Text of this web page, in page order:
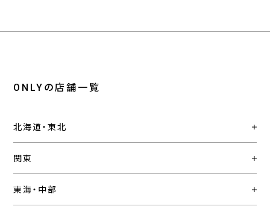
ONLYの店舗一覧
北海道・東北
関東
東海・中部